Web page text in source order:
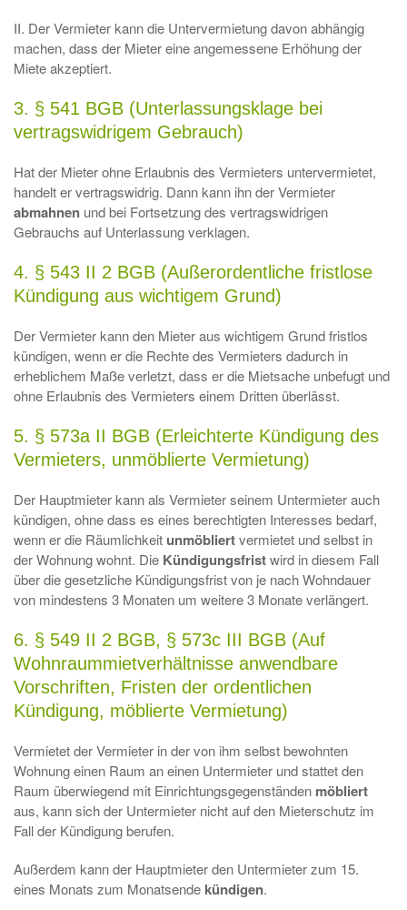
II. Der Vermieter kann die Untervermietung davon abhängig
machen, dass der Mieter eine angemessene Erhöhung der
Miete akzeptiert.
3. § 541 BGB (Unterlassungsklage bei
vertragswidrigem Gebrauch)
Hat der Mieter ohne Erlaubnis des Vermieters untervermietet,
handelt er vertragswidrig. Dann kann ihn der Vermieter
abmahnen und bei Fortsetzung des vertragswidrigen
Gebrauchs auf Unterlassung verklagen.
4. § 543 II 2 BGB (Außerordentliche fristlose
Kündigung aus wichtigem Grund)
Der Vermieter kann den Mieter aus wichtigem Grund fristlos
kündigen, wenn er die Rechte des Vermieters dadurch in
erheblichem Maße verletzt, dass er die Mietsache unbefugt und
ohne Erlaubnis des Vermieters einem Dritten überlässt.
5. § 573a II BGB (Erleichterte Kündigung des
Vermieters, unmöblierte Vermietung)
Der Hauptmieter kann als Vermieter seinem Untermieter auch
kündigen, ohne dass es eines berechtigten Interesses bedarf,
wenn er die Räumlichkeit unmöbliertvermietet und selbst in
der Wohnung wohnt. Die Kündigungsfristwird in diesem Fall
über die gesetzliche Kündigungsfrist von je nach Wohndauer
von mindestens 3 Monaten um weitere 3 Monate verlängert.
6. § 549 II 2 BGB, § 573c III BGB (Auf
Wohnraummietverhältnisse anwendbare
Vorschriften, Fristen der ordentlichen
Kündigung, möblierte Vermietung)
Vermietet der Vermieter in der von ihm selbst bewohnten
Wohnung einen Raum an einen Untermieter und stattet den
Raum überwiegend mit Einrichtungsgegenständen möbliert
aus, kann sich der Untermieter nicht auf den Mieterschutz im
Fall der Kündigung berufen.
Außerdem kann der Hauptmieter den Untermieter zum 15.
eines Monats zum Monatsende kündigen.